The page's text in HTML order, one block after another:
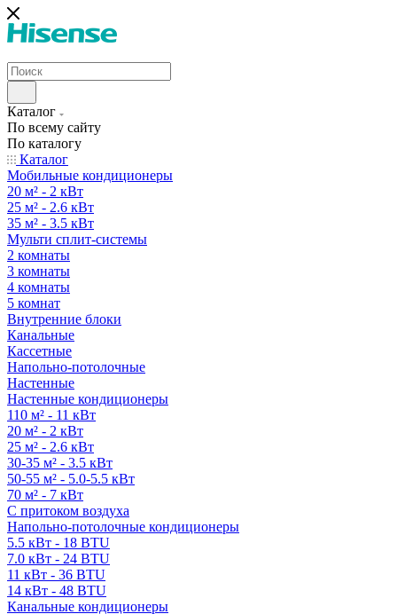
Каталог
По всему сайту
По каталогу
Каталог
Мобильные кондиционеры
20 м² - 2 кВт
25 м² - 2.6 кВт
35 м² - 3.5 кВт
Мульти сплит-системы
2 комнаты
3 комнаты
4 комнаты
5 комнат
Внутренние блоки
Канальные
Кассетные
Напольно-потолочные
Настенные
Настенные кондиционеры
110 м² - 11 кВт
20 м² - 2 кВт
25 м² - 2.6 кВт
30-35 м² - 3.5 кВт
50-55 м² - 5.0-5.5 кВт
70 м² - 7 кВт
С притоком воздуха
Напольно-потолочные кондиционеры
5.5 кВт - 18 BTU
7.0 кВт - 24 BTU
11 кВт - 36 BTU
14 кВт - 48 BTU
Канальные кондиционеры